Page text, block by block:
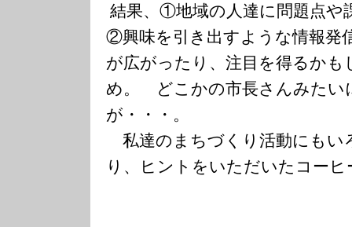
結果、①地域の人達に問題点や
②興味を引き出すような情報発
が広がったり、注目を得るか
め。 どこかの市長さんみたい
が・・・。
私達のまちづくり活動にもい
り、ヒントをいただいたコー